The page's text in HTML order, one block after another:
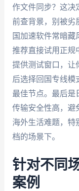
作文件同步？这决
前查背景，别被劣
国加速软件常暗
推荐直接试用正规
提供测试窗口，让
后选择回国专线模
最佳节点。最后是
传输安全性高，避
海外生活难题，特
档的场景下。
针对不同
案例